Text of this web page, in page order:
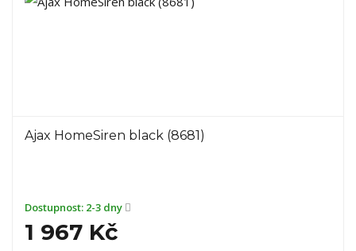
Ajax HomeSiren black (8681)
Dostupnost: 2-3 dny
1 967 Kč